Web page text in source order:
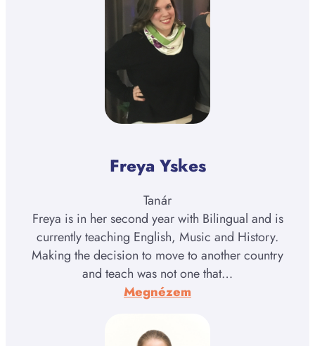
Freya Yskes
Tanár
Freya is in her second year with Bilingual and is
currently teaching English, Music and History.
Making the decision to move to another country
and teach was not one that…
Megnézem